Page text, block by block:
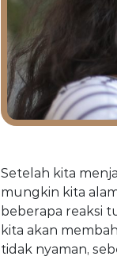
Setelah kita
mungkin kita
beberapa reaksi
kita akan
tidak nyaman,